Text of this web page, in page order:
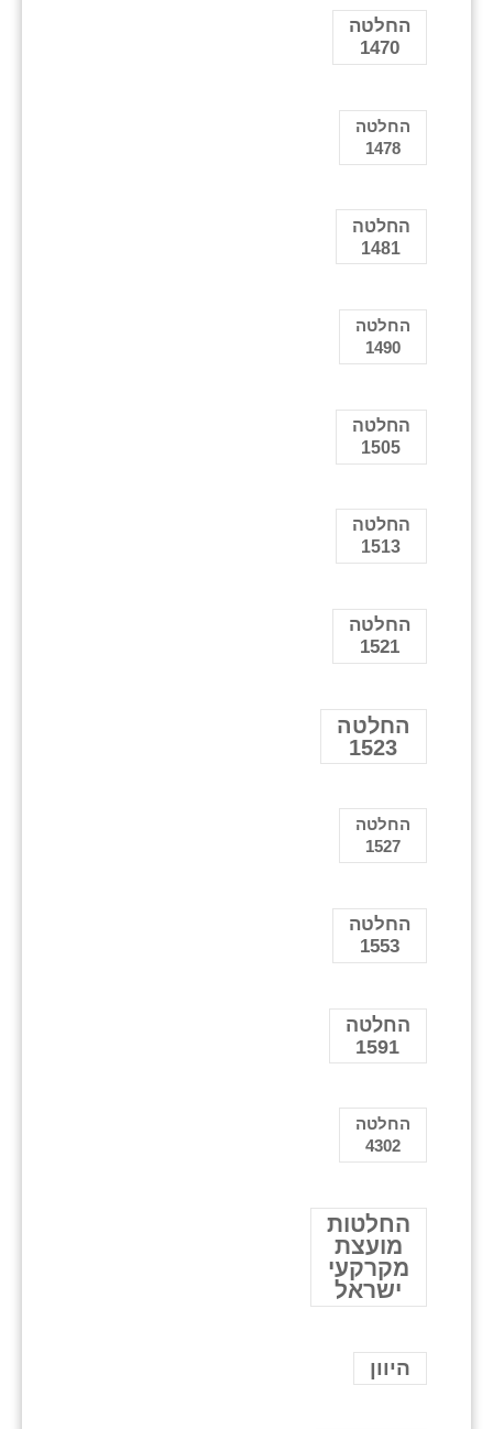
החלטה
1470
החלטה
1478
החלטה
1481
החלטה
1490
החלטה
1505
החלטה
1513
החלטה
1521
החלטה
1523
החלטה
1527
החלטה
1553
החלטה
1591
החלטה
4302
החלטות
מועצת
מקרקעי
ישראל
היוון